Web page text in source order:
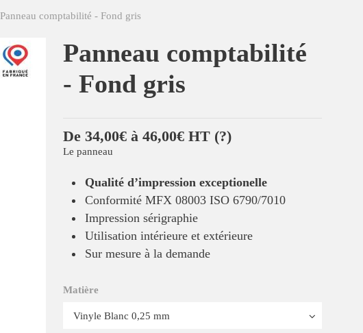
Panneau comptabilité - Fond gris
Panneau comptabilité
- Fond gris
De 34,00€ à 46,00€ HT (?)
Le panneau
Qualité d’impression exceptionelle
Conformité MFX 08003 ISO 6790/7010
Impression sérigraphie
Utilisation intérieure et extérieure
Sur mesure à la demande
Matière